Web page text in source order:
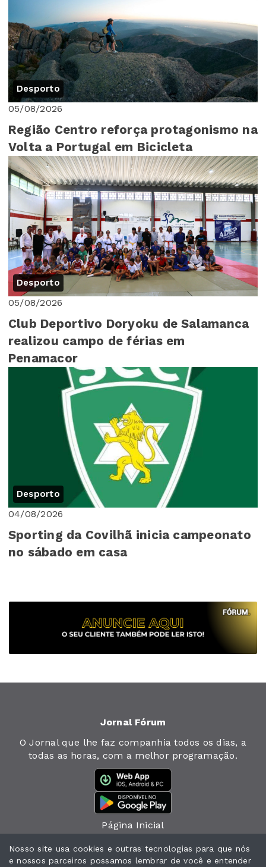
Desporto
05/08/2026
Região Centro reforça protagonismo na
Volta a Portugal em Bicicleta
Desporto
05/08/2026
Club Deportivo Doryoku de Salamanca
realizou campo de férias em
Penamacor
Desporto
04/08/2026
Sporting da Covilhã inicia campeonato
no sábado em casa
Jornal Fórum
O Jornal que lhe faz companhia todos os dias, a
todas as horas, com a melhor programação.
Página Inicial
Jornal
Nosso site usa cookies e outras tecnologias para que nós
e nossos parceiros possamos lembrar de você e entender